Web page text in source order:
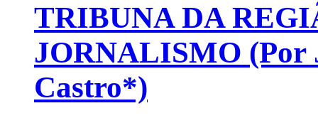
TRIBUNA DA
JORNALISMO (Por
Castro*)